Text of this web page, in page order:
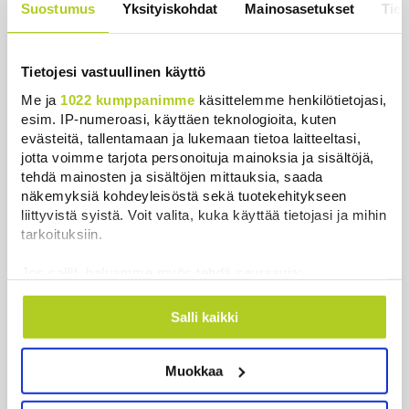
Suostumus Yksityiskohdat Mainosasetukset
Tietojesi vastuullinen käyttö
Me ja 1022 kumppanimme käsittelemme henkilötietojasi,
esim. IP-numeroasi, käyttäen teknologioita, kuten
evästeitä, tallentamaan ja lukemaan tietoa laitteeltasi,
jotta voimme tarjota personoituja mainoksia ja sisältöjä,
tehdä mainosten ja sisältöjen mittauksia, saada
näkemyksiä kohdeyleisöstä sekä tuotekehitykseen
liittyvistä syistä. Voit valita, kuka käyttää tietojasi ja mihin
tarkoituksiin.
Kerätä tietoja maantieteellisestä sijainnistasi,
mahdollisesti muutaman metrin tarkkuudella
ominaispiirteitä aktiivisesti (sormenjäljen
Lue lisää siitä, miten henkilötietojasi käsitellään ja miten
Salli kaikki
Muokkaa
Juutalainen miekkailija voitti
Hitler-tervehdykseen – Miksi
ihmeessä?
Uutiset 6.8.2026 21:31
Kuin kauhuelokuvasta – Oletko
kuullut Etelämantereen
Veriputouksesta?
Reuters: FBI aloitti yhteistyön Kiinan
ja Venäjän kanssa, kriitikot
huolissaan – ”Loistava peiterooli”